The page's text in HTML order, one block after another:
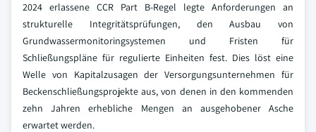
2024 erlassene CCR Part B-Regel legte Anforderungen an
strukturelle Integritätsprüfungen, den Ausbau von
Grundwassermonitoringsystemen und Fristen für
Schließungspläne für regulierte Einheiten fest. Dies löst eine
Welle von Kapitalzusagen der Versorgungsunternehmen für
Beckenschließungsprojekte aus, von denen in den kommenden
zehn Jahren erhebliche Mengen an ausgehobener Asche
erwartet werden.